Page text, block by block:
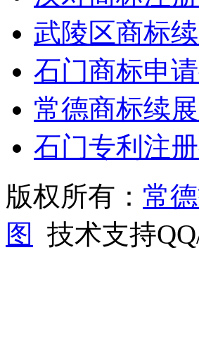
武陵区商标
石门商标申
常德商标续
石门专利注
版权所有： 常
图
技术支持